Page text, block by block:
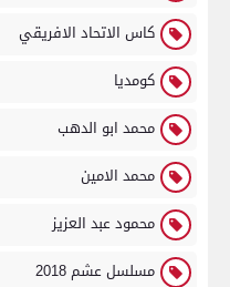
كاس الاتحاد الافريقي
كومديا
محمد ابو الدهب
محمد الامين
محمود عبد العزيز
مسلسل عشم 2018